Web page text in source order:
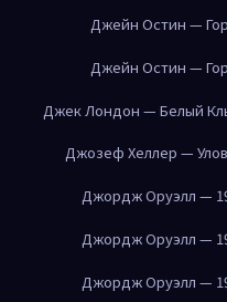
Джейн Остин —
Джейн Остин —
Джек Лондон — Белый
Джозеф Хеллер —
Джордж Оруэлл —
Джордж Оруэлл —
Джордж Оруэлл —